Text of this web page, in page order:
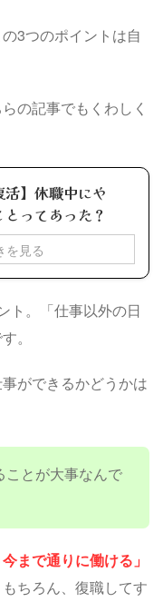
3つのポイントは自
の記事でもくわしく
活】休職中にや
ってあった？
を見る
ト。「仕事以外の日
。
ができるかどうかは
ことが大事なんで
まで通りに働ける」
ちろん、復職してす